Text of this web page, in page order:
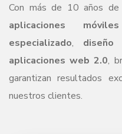
Con más de 10 años de
aplicaciones
especializado, diseño
aplicaciones web 2.0,
garantizan resultados
nuestros clientes.